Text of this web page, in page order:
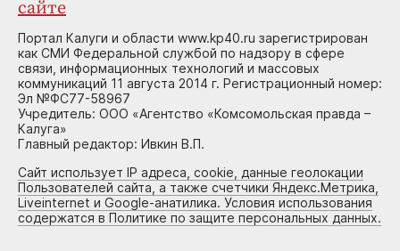
сайте
Портал Калуги и области www.kp40.ru зарегистрирован
как СМИ Федеральной службой по надзору в сфере
связи, информационных технологий и массовых
коммуникаций 11 августа 2014 г. Регистрационный номер:
Эл №ФС77-58967
Учредитель: ООО «Агентство «Комсомольская правда –
Калуга»
Главный редактор: Ивкин В.П.
Сайт использует IP адреса, cookie, данные геолокации
Пользователей сайта, а также счетчики Яндекс.Метрика,
Liveinternet и Google-анатилика. Условия использования
содержатся в Политике по защите персональных данных.